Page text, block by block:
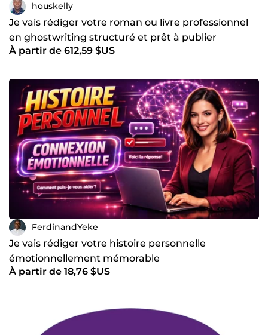
houskelly
Je vais rédiger votre roman ou livre professionnel
en ghostwriting structuré et prêt à publier
À partir de 612,59 $US
FerdinandYeke
Je vais rédiger votre histoire personnelle
émotionnellement mémorable
À partir de 18,76 $US